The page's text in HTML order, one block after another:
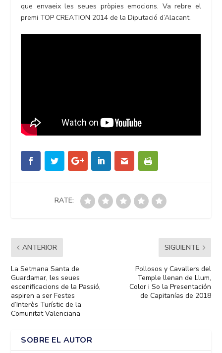
que envaeix les seues pròpies emocions. Va rebre el
premi TOP CREATION 2014 de la Diputació d’Alacant.
RATE:
ANTERIOR
La Setmana Santa de
Guardamar, les seues
escenificacions de la Passió,
aspiren a ser Festes
d’Interès Turístic de la
Comunitat Valenciana
SIGUIENTE
Pollosos y Cavallers del
Temple llenan de Llum,
Color i So la Presentación
de Capitanías de 2018
SOBRE EL AUTOR